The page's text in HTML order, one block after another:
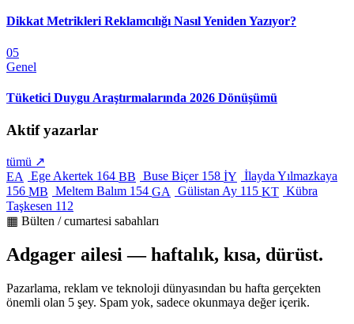
Dikkat Metrikleri Reklamcılığı Nasıl Yeniden Yazıyor?
05
Genel
Tüketici Duygu Araştırmalarında 2026 Dönüşümü
Aktif yazarlar
tümü ↗
EA
Ege Akertek 164 BB Buse Biçer 158 İY İlayda Yılmazkaya
156 MB Meltem Balım 154 GA Gülistan Ay 115 KT Kübra
Taşkesen 112
▦ Bülten / cumartesi sabahları
Adgager ailesi — haftalık, kısa, dürüst.
Pazarlama, reklam ve teknoloji dünyasından bu hafta gerçekten
önemli olan 5 şey. Spam yok, sadece okunmaya değer içerik.